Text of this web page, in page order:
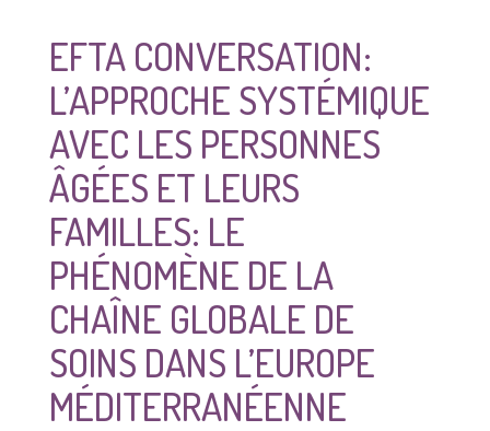
EFTA CONVERSATION:
L’APPROCHE SYSTÉMIQUE
AVEC LES PERSONNES
ÂGÉES ET LEURS
FAMILLES: LE
PHÉNOMÈNE DE LA
CHAÎNE GLOBALE DE
SOINS DANS L’EUROPE
MÉDITERRANÉENNE